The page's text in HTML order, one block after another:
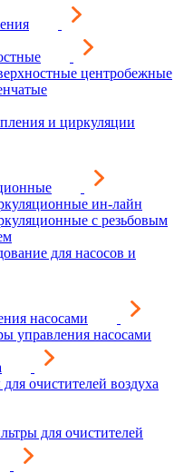
центробежные
и циркуляции
ин-лайн
с резьбовым
для насосов и
насосами
управления насосами
очистителей воздуха
для очистителей